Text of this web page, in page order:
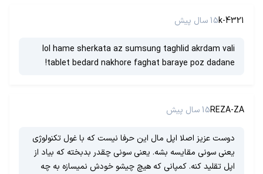
k-432115 سال پیش
lol hame sherkata az sumsung taghlid akrdam vali
tablet bedard nakhore faghat baraye poz dadane!
REZA-ZA15 سال پیش
دوست عزیز اصلا اپل مال این حرفا نیست که با غول تکنولوژی
یعنی سونی مقایسه بشه. یعنی سونی چقدر بدبخته که بیاد از
اپل تقلید کنه. کمپانی که هیچ چیشو خودش نمیسازه به چه